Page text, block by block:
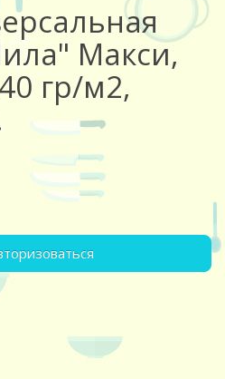
Макси,
гр/м2,